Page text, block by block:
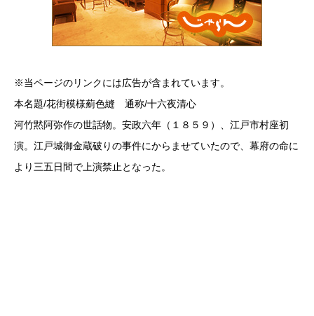
※当ページのリンクには広告が含まれています。
本名題/花街模様薊色縫 通称/十六夜清心
河竹黙阿弥作の世話物。安政六年（１８５９）、江戸市村座初
演。江戸城御金蔵破りの事件にからませていたので、幕府の命に
より三五日間で上演禁止となった。